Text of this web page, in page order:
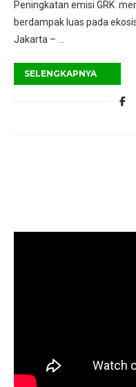
Peningkatan emisi GRK
berdampak luas pada
Jakarta – …
SELENGKAPNYA